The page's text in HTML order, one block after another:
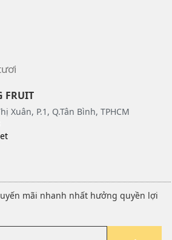
FRUIT
Xuân, P.1, Q.Tân Bình, TPHCM
mãi nhanh nhất hưởng quyền lợi